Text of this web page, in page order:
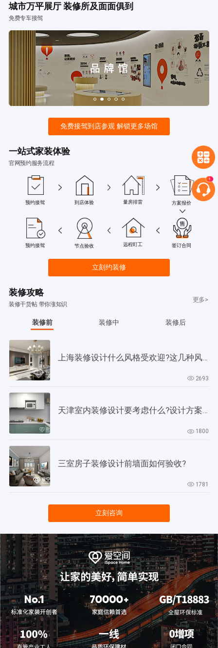
城市万平展厅 装修所及面面俱到
免费专车接驾
免费接驾到店参观 解锁更多场馆
一站式家装体验
官网预约服务流程
预约接驾 到店体验 量房排雷 方案报价
预约接驾 节点验收 远程盯工 签订合同
立刻约装修
装修攻略
装修干货帖 带你涨知识
更多>
装修前 装修中 装修后
上海装修设计什么风格受欢迎?这几种风格是当下正流行!
2693
天津室内装修设计要考虑什么?设计方案要以此为依据!
1800
三室房子装修设计前墙面如何验收?
1781
立刻咨询